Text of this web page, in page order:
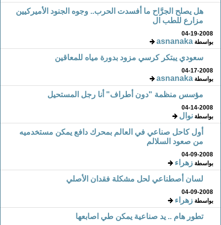
هل يصلح الجرَّاح ما أفسدت الحرب.. وجوه الجنود الأميركيين
مزارع للطب ال
04-19-2008
بواسطةasnanaka
سعودي يبتكر كرسي مزود بدورة مياه للمعاقين
04-17-2008
بواسطةasnanaka
مؤسس منظمة "دون أطراف" أنا رجل المستحيل
04-14-2008
بواسطةنوال
أول كاحل صناعي في العالم بمحرك دافع يمكن مستخدميه
من صعود السلالم
04-09-2008
بواسطةزهراء
لسان أصطناعي لحل مشكلة فقدان الأصلي
04-09-2008
بواسطةزهراء
تطور هام .. يد صناعية يمكن طي اصابعها